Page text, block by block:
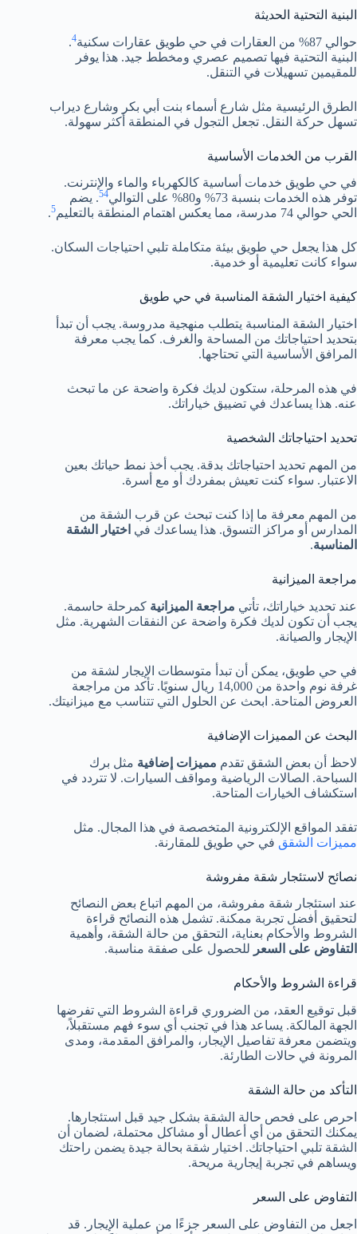
البنية التحتية الحديثة
حوالي 87% من العقارات في حي طويق عقارات سكنية
4
.
البنية التحتية فيها تصميم عصري ومخطط جيد. هذا يوفر
للمقيمين تسهيلات في التنقل.
الطرق الرئيسية مثل شارع أسماء بنت أبي بكر وشارع ديراب
تسهل حركة النقل. تجعل التجول في المنطقة أكثر سهولة.
القرب من الخدمات الأساسية
في حي طويق خدمات أساسية كالكهرباء والماء والإنترنت.
توفر هذه الخدمات بنسبة 73% و80% على التوالي
54 . يضم
الحي حوالي 74 مدرسة، مما يعكس اهتمام المنطقة بالتعليم
5
.
كل هذا يجعل حي طويق بيئة متكاملة تلبي احتياجات السكان.
سواء كانت تعليمية أو خدمية.
كيفية اختيار الشقة المناسبة في حي طويق
اختيار الشقة المناسبة يتطلب منهجية مدروسة. يجب أن تبدأ
بتحديد احتياجاتك من المساحة والغرف. كما يجب معرفة
المرافق الأساسية التي تحتاجها.
في هذه المرحلة، ستكون لديك فكرة واضحة عن ما تبحث
عنه. هذا يساعدك في تضييق خياراتك.
تحديد احتياجاتك الشخصية
من المهم تحديد احتياجاتك بدقة. يجب أخذ نمط حياتك بعين
الاعتبار. سواء كنت تعيش بمفردك أو مع أسرة.
من المهم معرفة ما إذا كنت تبحث عن قرب الشقة من
المدارس أو مراكز التسوق. هذا يساعدك في اختيار الشقة
المناسبة.
مراجعة الميزانية
عند تحديد خياراتك، تأتي مراجعة الميزانية كمرحلة حاسمة.
يجب أن تكون لديك فكرة واضحة عن النفقات الشهرية. مثل
الإيجار والصيانة.
في حي طويق، يمكن أن تبدأ متوسطات الإيجار لشقة من
غرفة نوم واحدة من 14,000 ريال سنويًا. تأكد من مراجعة
العروض المتاحة. ابحث عن الحلول التي تتناسب مع ميزانيتك.
البحث عن المميزات الإضافية
لاحظ أن بعض الشقق تقدم مميزات إضافية مثل برك
السباحة. الصالات الرياضية ومواقف السيارات. لا تتردد في
استكشاف الخيارات المتاحة.
تفقد المواقع الإلكترونية المتخصصة في هذا المجال. مثل
مميزات الشقق في حي طويق للمقارنة.
نصائح لاستئجار شقة مفروشة
عند استئجار شقة مفروشة، من المهم اتباع بعض النصائح
لتحقيق أفضل تجربة ممكنة. تشمل هذه النصائح قراءة
الشروط والأحكام بعناية، التحقق من حالة الشقة، وأهمية
التفاوض على السعر للحصول على صفقة مناسبة.
قراءة الشروط والأحكام
قبل توقيع العقد، من الضروري قراءة الشروط التي تفرضها
الجهة المالكة. يساعد هذا في تجنب أي سوء فهم مستقبلاً،
ويتضمن معرفة تفاصيل الإيجار، والمرافق المقدمة، ومدى
المرونة في حالات الطارئة.
التأكد من حالة الشقة
احرص على فحص حالة الشقة بشكل جيد قبل استئجارها.
يمكنك التحقق من أي أعطال أو مشاكل محتملة، لضمان أن
الشقة تلبي احتياجاتك. اختيار شقة بحالة جيدة يضمن راحتك
ويساهم في تجربة إيجارية مريحة.
التفاوض على السعر
اجعل من التفاوض على السعر جزءًا من عملية الإيجار. قد